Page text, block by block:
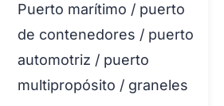
Puerto marítimo / puerto
de contenedores / puerto
automotriz / puerto
multipropósito / graneles